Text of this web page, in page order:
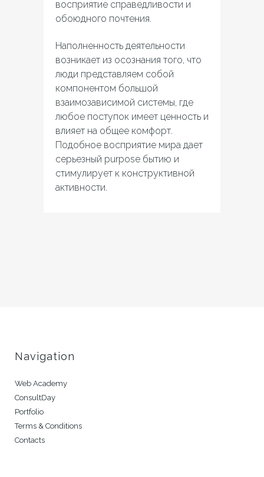
восприятие справедливости и
обоюдного почтения.
Наполненность деятельности
возникает из осознания того, что
люди представляем собой
компонентом большой
взаимозависимой системы, где
любое поступок имеет ценность и
влияет на общее комфорт.
Подобное восприятие мира дает
серьезный purpose бытию и
стимулирует к конструктивной
активности.
Navigation
Web Academy
ConsultDay
Portfolio
Terms & Conditions
Contacts